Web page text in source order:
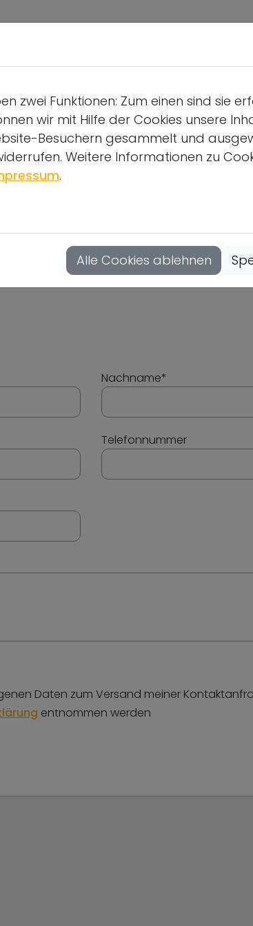
Menschen im Sport
Nachname*
Telefonnummer
Daten zum Versand meiner
entnommen werden
zwei Funktionen: Zum einen sind sie
wir mit Hilfe der Cookies unsere
Besuchern gesammelt und
Weitere Informationen zu
.
Alle Cookies ablehnen